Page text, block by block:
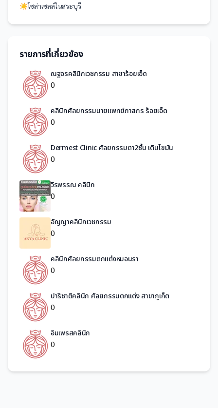
☀️โซล่าเซลล์ในสระบุรี
รายการที่เกี่ยวข้อง
ณฐอรคลินิกเวชกรรม สาขาร้อยเอ็ด
0
คลินิกศัลยกรรมนายแพทย์ภาสกร ร้อยเอ็ด
0
Dermest Clinic ศัลยกรรมตา2ชั้น เติมไขมัน
0
วีรพรรณ คลินิก
0
อัญญาคลินิกเวชกรรม
0
คลินิกศัลยกรรมตกแต่งหมอนรา
0
ปาริชาติคลินิก ศัลยกรรมตกแต่ง สาขาภูเก็ต
0
อิมเพรสคลินิก
0